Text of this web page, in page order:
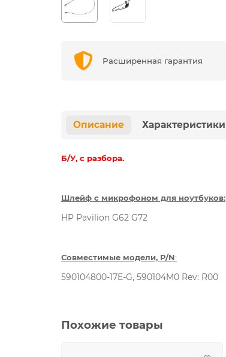
Расширенная гарантия
Описание Характеристики
Б/У, с разбора.
Шлейф с микрофоном для ноутбуков:
HP Pavilion G62 G72
Совместимые модели, P/N:
590104800-17E-G, 590104M0 Rev: R00
Похожие товары